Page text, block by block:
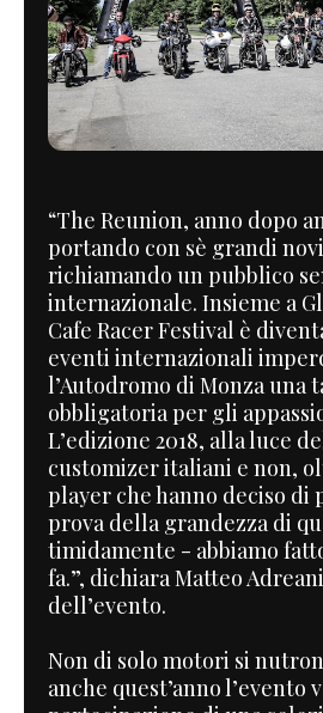
“The Reunion, anno dopo
portando con sè grandi
richiamando un pubblico
internazionale. Insieme a
Cafe Racer Festival è
eventi internazionali
l’Autodromo di Monza una
obbligatoria per gli
L’edizione 2018, alla luce
customizer italiani e non,
player che hanno deciso di
prova della grandezza di
timidamente - abbiamo
fa.”, dichiara Matteo
dell’evento.
Non di solo motori si
anche quest’anno l’evento